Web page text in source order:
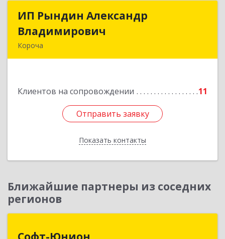
ИП Рындин Александр
Владимирович
Короча
Клиентов на сопровождении 11
Отправить заявку
Показать контакты
ИП Рындин Александр
Подробнее
Отправить заявку
Назад
Ближайшие партнеры из соседних
регионов